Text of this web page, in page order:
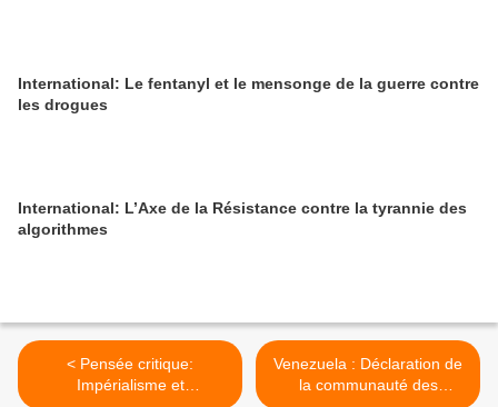
International: Le fentanyl et le mensonge de la guerre contre
les drogues
International: L’Axe de la Résistance contre la tyrannie des
algorithmes
< Pensée critique:
Impérialisme et
Venezuela : Déclaration de
la communauté des